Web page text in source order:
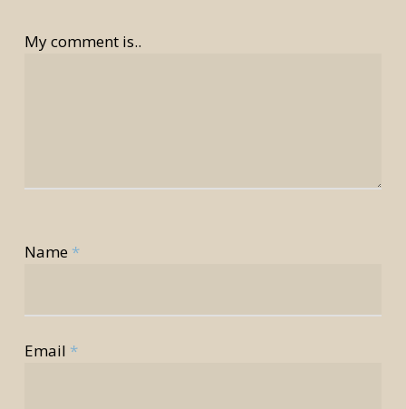
My comment is..
Name *
Email *